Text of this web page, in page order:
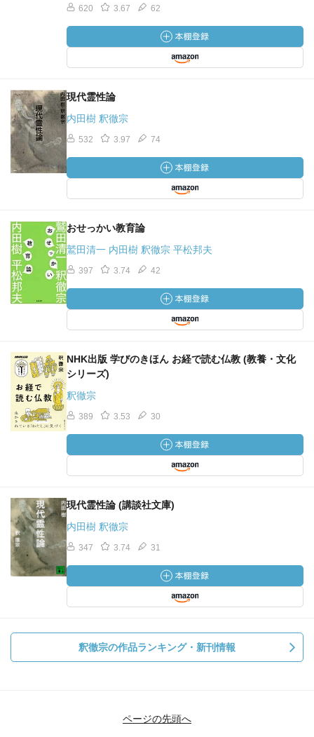
620 3.67 62
現代霊性論
内田樹 釈徹宗
532 3.97 74
おせっかい教育論
鷲田清一 内田樹 釈徹宗 平松邦夫
397 3.74 42
NHK出版 学びのきほん お経で読む仏教 (教養・文化
シリーズ)
釈徹宗
389 3.53 30
現代霊性論 (講談社文庫)
内田樹 釈徹宗
347 3.74 31
釈徹宗の作品ランキング・新刊情報
ページの先頭へ